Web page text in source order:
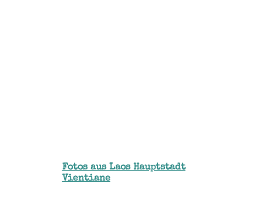
Fotos aus Laos Hauptstadt
Vientiane